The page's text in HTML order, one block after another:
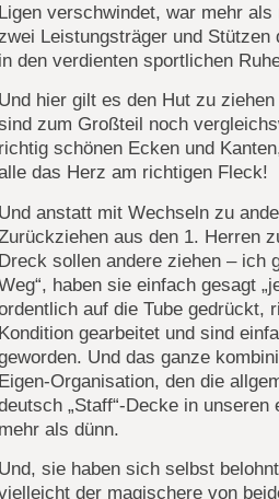
Ligen verschwindet, war mehr
zwei Leistungsträger und
in den verdienten sportlichen
Und hier gilt es den Hut zu
zum Großteil noch
richtig schönen Ecken und
das Herz am richtigen Fleck!
Und anstatt mit Wechseln zu
aus den 1. Herren
Dreck sollen andere ziehen – ich
haben sie einfach gesagt
auf die Tube gedrückt,
Kondition gearbeitet und sind
Und das ganze
Eigen-Organisation, den die
„Staff“-Decke in
mehr als dünn.
Und, sie haben sich selbst
der magischere von